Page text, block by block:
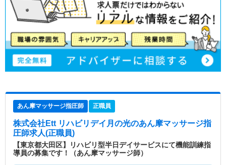
あん摩マッサージ指圧師 正職員
株式会社Ett リハビリデイ月の光のあん摩マッサージ指
圧師求人(正職員)
【東京都大田区】リハビリ型半日デイサービスにて機能訓練指
導員の募集です！（あん摩マッサージ師）